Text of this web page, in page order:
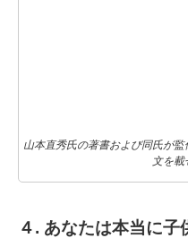
山本直秀氏の著書および同氏が
文を
４. あなたは本当に